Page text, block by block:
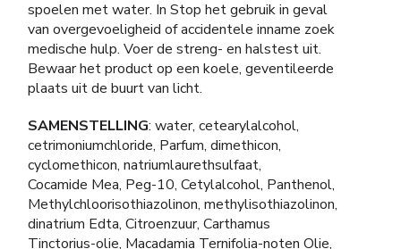
spoelen met water. In Stop het gebruik in geval
van overgevoeligheid of accidentele inname zoek
medische hulp. Voer de streng- en halstest uit.
Bewaar het product op een koele, geventileerde
plaats uit de buurt van licht.
SAMENSTELLING: water, cetearylalcohol,
cetrimoniumchloride, Parfum, dimethicon,
cyclomethicon, natriumlaurethsulfaat,
Cocamide Mea, Peg-10, Cetylalcohol, Panthenol,
Methylchloorisothiazolinon, methylisothiazolinon,
dinatrium Edta, Citroenzuur, Carthamus
Tinctorius-olie, Macadamia Ternifolia-noten Olie,